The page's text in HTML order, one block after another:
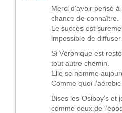
Merci d’avoir pensé
chance de connaître.
Le succès est
impossible de
Si Véronique est
tout autre chemin.
Elle se nomme
Comme quoi
Bises les Osiboy’s
comme ceux de